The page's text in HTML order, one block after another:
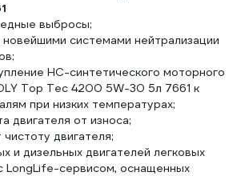
выбросы;
системами нейтрализации
НС-синтетического моторного
Top Tec 4200 5W-30 5л 7661 к
при низких температурах;
двигателя от износа;
двигателя;
и дизельных двигателей легковых
LongLife-сервисом, оснащенных